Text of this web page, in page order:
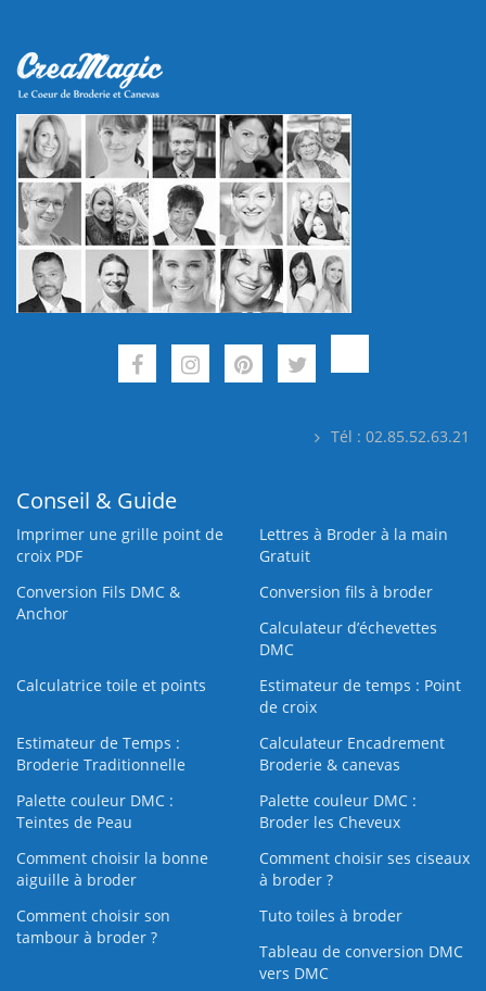
Tél : 02.85.52.63.21
Conseil & Guide
Imprimer une grille point de
croix PDF
Lettres à Broder à la main
Gratuit
Conversion Fils DMC &
Anchor
Conversion fils à broder
Calculateur d’échevettes
DMC
Calculatrice toile et points
Estimateur de temps : Point
de croix
Estimateur de Temps :
Broderie Traditionnelle
Calculateur Encadrement
Broderie & canevas
Palette couleur DMC :
Teintes de Peau
Palette couleur DMC :
Broder les Cheveux
Comment choisir la bonne
aiguille à broder
Comment choisir ses ciseaux
à broder ?
Comment choisir son
tambour à broder ?
Tuto toiles à broder
Tableau de conversion DMC
vers DMC